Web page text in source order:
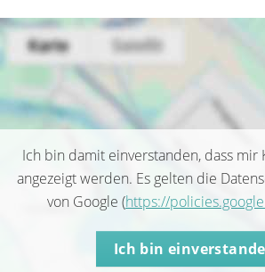
Ich bin damit einverstanden, dass mir
angezeigt werden. Es gelten die
von Google (https://
Ich bin